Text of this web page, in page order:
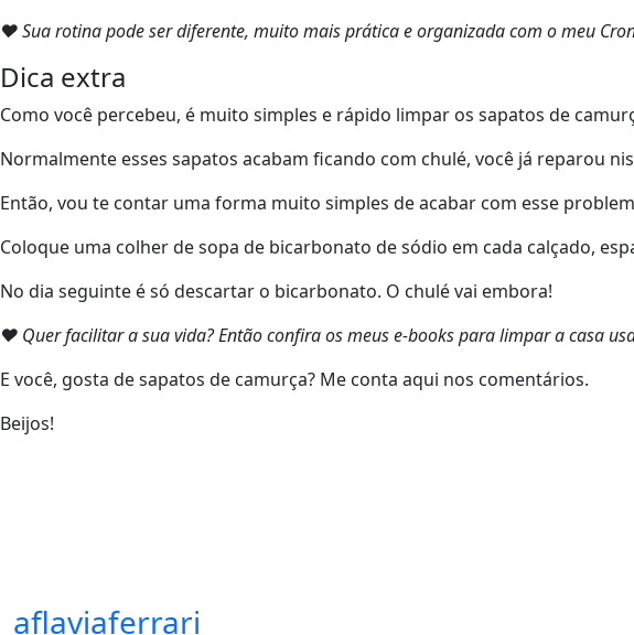
❤ Sua rotina pode ser diferente, muito mais prática e organizada com o meu
Dica extra
Como você percebeu, é muito simples e rápido limpar os sapatos de
Normalmente esses sapatos acabam ficando com chulé, você já reparou
Então, vou te contar uma forma muito simples de acabar com esse
Coloque uma colher de sopa de bicarbonato de sódio em cada calçado,
No dia seguinte é só descartar o bicarbonato. O chulé vai embora!
❤ Quer facilitar a sua vida? Então confira os meus e-books para limpar a casa
E você, gosta de sapatos de camurça? Me conta aqui nos comentários.
Beijos!
aflaviaferrari